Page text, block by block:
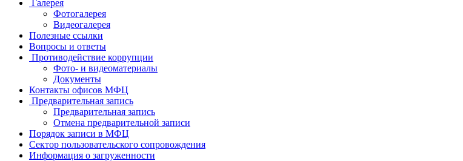
Галерея
Фотогалерея
Видеогалерея
Полезные ссылки
Вопросы и ответы
Противодействие коррупции
Фото- и видеоматериалы
Документы
Контакты офисов МФЦ
Предварительная запись
Предварительная запись
Отмена предварительной записи
Порядок записи в МФЦ
Сектор пользовательского сопровождения
Информация о загруженности